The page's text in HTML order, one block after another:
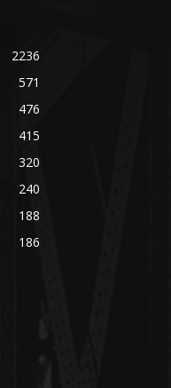
2236
571
476
415
320
240
188
186